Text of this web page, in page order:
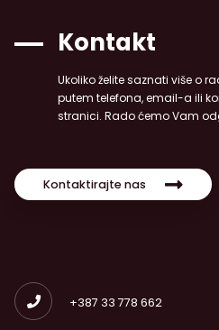
Kontakt
Ukoliko želite saznati više o
putem telefona, email-a ili
stranici. Rado ćemo Vam
Kontaktirajte nas
+387 33 778 662